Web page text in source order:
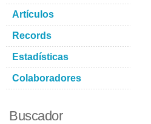
Artículos
Records
Estadísticas
Colaboradores
Buscador